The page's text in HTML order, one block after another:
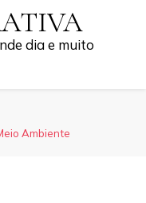
dia e muito
Ambiente